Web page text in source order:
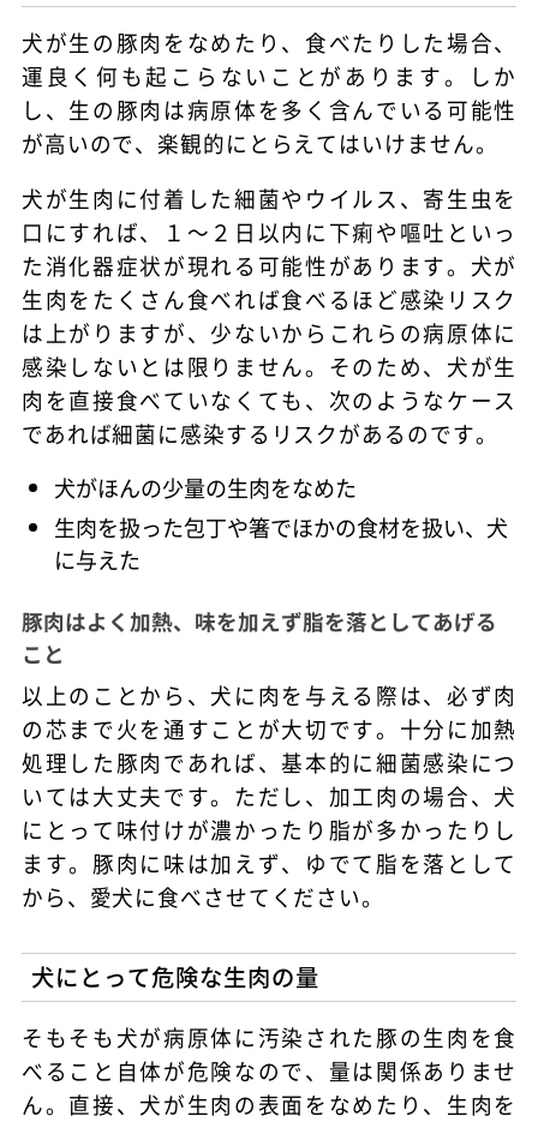
犬が生の豚肉をなめたり、食べたりした場合、
運良く何も起こらないことがあります。しか
し、生の豚肉は病原体を多く含んでいる可能性
が高いので、楽観的にとらえてはいけません。
犬が生肉に付着した細菌やウイルス、寄生虫を
口にすれば、１～２日以内に下痢や嘔吐といっ
た消化器症状が現れる可能性があります。犬が
生肉をたくさん食べれば食べるほど感染リスク
は上がりますが、少ないからこれらの病原体に
感染しないとは限りません。そのため、犬が生
肉を直接食べていなくても、次のようなケース
であれば細菌に感染するリスクがあるのです。
犬がほんの少量の生肉をなめた
生肉を扱った包丁や箸でほかの食材を扱い、犬
に与えた
豚肉はよく加熱、味を加えず脂を落としてあげる
こと
以上のことから、犬に肉を与える際は、必ず肉
の芯まで火を通すことが大切です。十分に加熱
処理した豚肉であれば、基本的に細菌感染につ
いては大丈夫です。ただし、加工肉の場合、犬
にとって味付けが濃かったり脂が多かったりし
ます。豚肉に味は加えず、ゆでて脂を落として
から、愛犬に食べさせてください。
犬にとって危険な生肉の量
そもそも犬が病原体に汚染された豚の生肉を食
べること自体が危険なので、量は関係ありませ
ん。直接、犬が生肉の表面をなめたり、生肉を